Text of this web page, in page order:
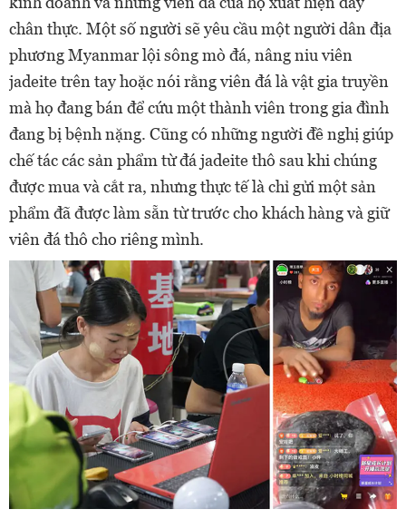
chân thực. Một số người sẽ yêu cầu một người dân địa
phương Myanmar lội sông mò đá, nâng niu viên
jadeite trên tay hoặc nói rằng viên đá là vật gia truyền
mà họ đang bán để cứu một thành viên trong gia đình
đang bị bệnh nặng. Cũng có những người đề nghị giúp
chế tác các sản phẩm từ đá jadeite thô sau khi chúng
được mua và cắt ra, nhưng thực tế là chỉ gửi một sản
phẩm đã được làm sẵn từ trước cho khách hàng và giữ
viên đá thô cho riêng mình.